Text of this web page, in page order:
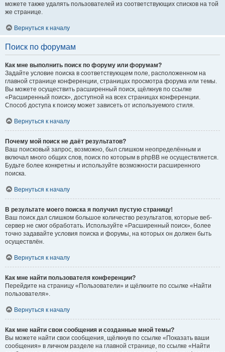
можете также удалять пользователей из соответствующих списков на той
же странице.
Вернуться к началу
Поиск по форумам
Как мне выполнить поиск по форуму или форумам?
Задайте условие поиска в соответствующем поле, расположенном на
главной странице конференции, страницах просмотра форума или темы.
Вы можете осуществить расширенный поиск, щёлкнув по ссылке
«Расширенный поиск», доступной на всех страницах конференции.
Способ доступа к поиску может зависеть от используемого стиля.
Вернуться к началу
Почему мой поиск не даёт результатов?
Ваш поисковый запрос, возможно, был слишком неопределённым и
включал много общих слов, поиск по которым в phpBB не осуществляется.
Будьте более конкретны и используйте возможности расширенного
поиска.
Вернуться к началу
В результате моего поиска я получил пустую страницу!
Ваш поиск дал слишком большое количество результатов, которые веб-
сервер не смог обработать. Используйте «Расширенный поиск», более
точно задавайте условия поиска и форумы, на которых он должен быть
осуществлён.
Вернуться к началу
Как мне найти пользователя конференции?
Перейдите на страницу «Пользователи» и щёлкните по ссылке «Найти
пользователя».
Вернуться к началу
Как мне найти свои сообщения и созданные мной темы?
Вы можете найти свои сообщения, щёлкнув по ссылке «Показать ваши
сообщения» в личном разделе на главной странице, по ссылке «Найти